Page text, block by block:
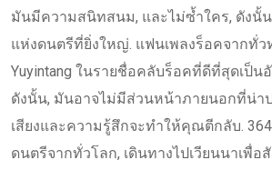
มันมีความสนิทสนม, และไม่ซ้ำใคร, ดังนั้
แห่งดนตรีที่ยิ่งใหญ่. แฟนเพลงร็อคจากทั่
Yuyintang ในรายชื่อคลับร็อคที่ดีที่สุดเป็น
ดังนั้น, มันอาจไม่มีส่วนหน้าภายนอกที่น่า
เสียงและความรู้สึกจะทำให้คุณตีกลับ.
ดนตรีจากทั่วโลก, เดินทางไปเวียนนาเพื่